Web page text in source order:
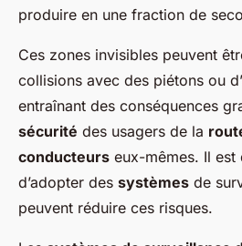
produire en une fraction de
Ces zones invisibles peuvent
collisions avec des piétons ou
entraînant des conséquences
sécurité des usagers de la
conducteurs eux-mêmes. Il est
d’adopter des systèmes de
peuvent réduire ces risques.